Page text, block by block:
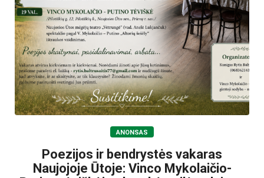
ANONSAS
Poezijos ir bendrystės vakaras
Naujojoje Ūtoje: Vinco Mykolaičio-